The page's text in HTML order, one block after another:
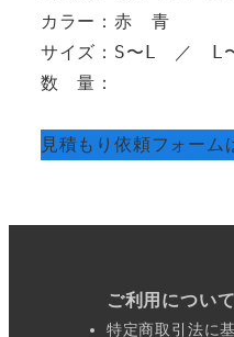
カラー：赤　青
サイズ：S〜L　／　L
数　量：
見積もり依頼フォーム
ご利用について
特定商取引法に